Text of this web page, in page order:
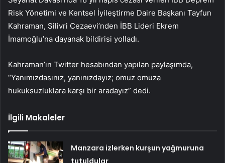
Risk Yönetimi ve Kentsel İyileştirme Daire Başkanı Tayfun
Kahraman, Silivri Cezaevi’nden İBB Lideri Ekrem
İmamoğlu’na dayanak bildirisi yolladı.
Kahraman’ın Twitter hesabından yapılan paylaşımda,
“Yanımızdasınız, yanınızdayız; omuz omuza
hukuksuzluklara karşı bir aradayız” dedi.
İlgili Makaleler
Manzara izlerken kurşun yağmuruna